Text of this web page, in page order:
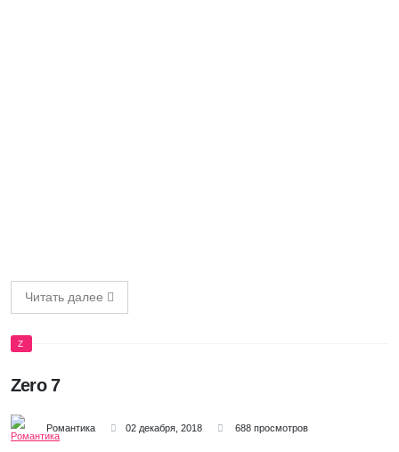
Читать далее
Z
Zero 7
Романтика 02 декабря, 2018 688 просмотров